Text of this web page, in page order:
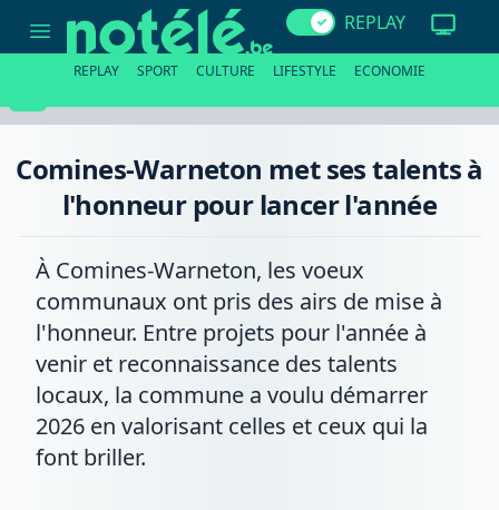
Warneton
l'honneur
l'année
REPLAY
REPLAY SPORT CULTURE LIFESTYLE ECONOMIE
Comines-Warneton met ses talents à
l'honneur pour lancer l'année
À Comines-Warneton, les voeux
communaux ont pris des airs de mise à
l'honneur. Entre projets pour l'année à
venir et reconnaissance des talents
locaux, la commune a voulu démarrer
2026 en valorisant celles et ceux qui la
font briller.